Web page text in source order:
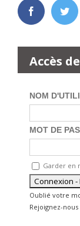
Accès
NOM
MOT DE
Garder en
Oublié votre
Rejoignez-nous